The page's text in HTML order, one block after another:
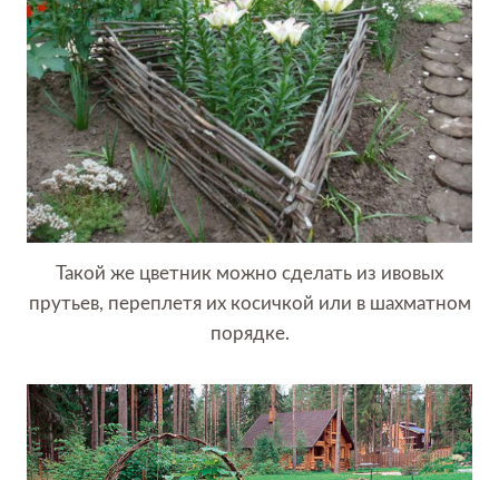
Такой же цветник можно сделать из ивовых
прутьев, переплетя их косичкой или в шахматном
порядке.